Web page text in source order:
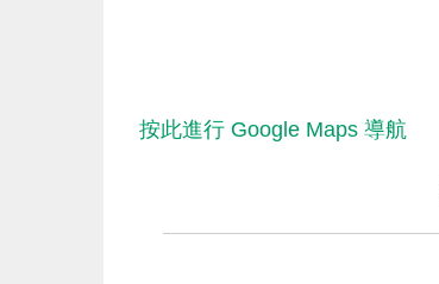
按此進行 Google Maps 導航